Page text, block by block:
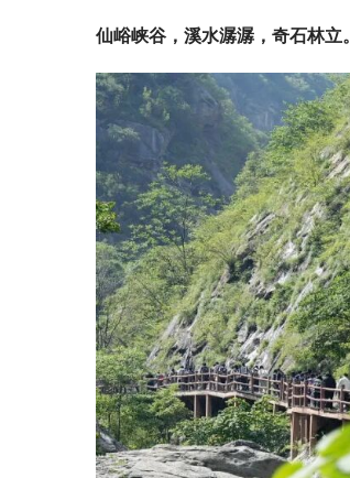
仙峪峡谷，溪水潺潺，奇石林立。